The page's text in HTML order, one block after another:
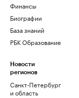
Финансы
Биографии
База знаний
РБК Образование
Новости
регионов
Санкт-Петербург
и область